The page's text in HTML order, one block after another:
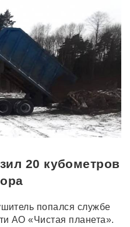
20 кубометров
попался службе
АО «Чистая планета».